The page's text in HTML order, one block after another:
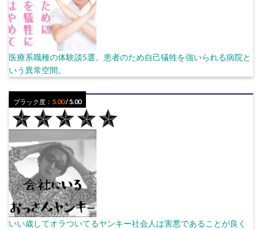
医療系職種の体験談5選。患者のため自己犠牲を強いられる病院と
いう異常空間。
ブラック度： 5.00/ 5.00
いい歳してオラついてるヤンキー社会人は害悪であることが良く